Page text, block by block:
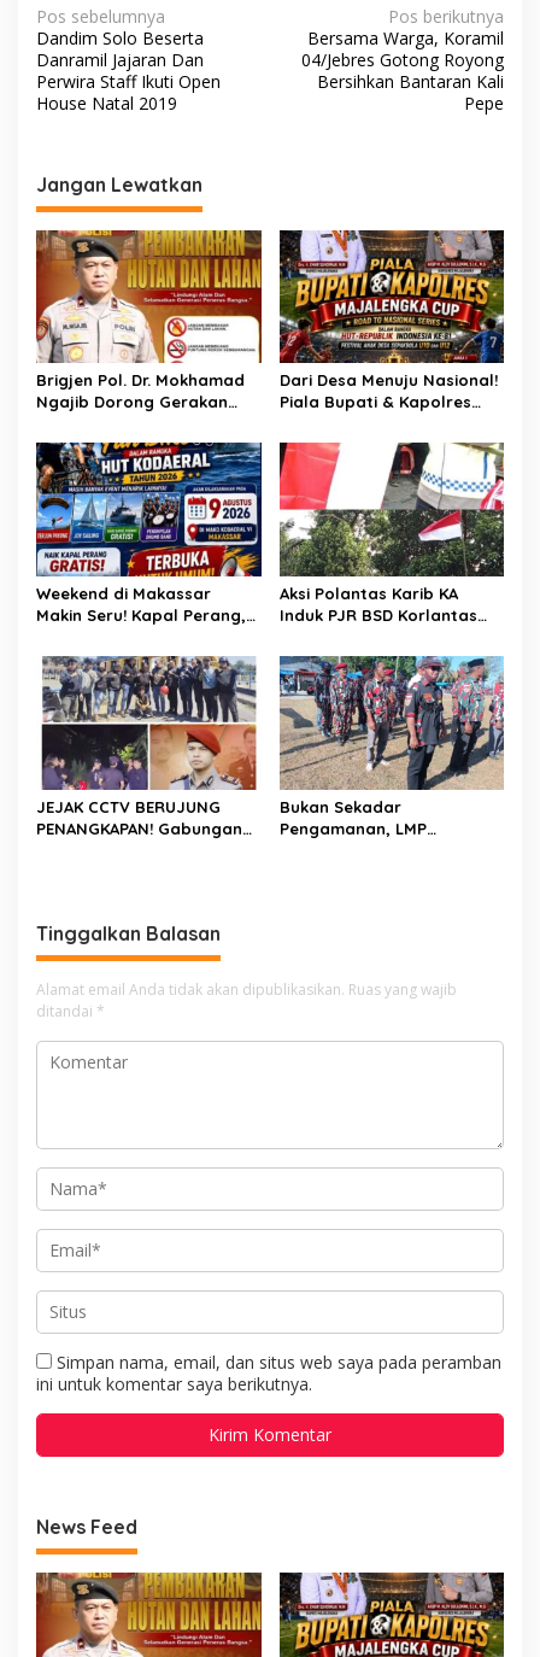
N
a
v
i
a
s
i
p
o
s
Pos sebelumnya
Dandim Solo Beserta
Danramil Jajaran Dan
Perwira Staff Ikuti Open
House Natal 2019
Pos berikutnya
Bersama Warga, Koramil
04/Jebres Gotong Royong
Bersihkan Bantaran Kali
Pepe
Jangan Lewatkan
Brigjen Pol. Dr. Mokhamad
Ngajib Dorong Gerakan
Hutan, Jaga Kehidupan
Dari Desa Menuju Nasional!
Piala Bupati & Kapolres
Bibit-Bibit Juara
Weekend di Makassar
Makin Seru! Kapal Perang,
Menanti di Kodaeral VI
Aksi Polantas Karib KA
Induk PJR BSD Korlantas
Darmawati.SE.MM.MH
bersama Personilnya
Membagikan Bendera
Merah Putih Berserta
Tiangnya
JEJAK CCTV BERUJUNG
PENANGKAPAN! Gabungan
Batulappa
Bukan Sekadar
Pengamanan, LMP
Tinggalkan Balasan
Alamat email Anda tidak akan dipublikasikan. Ruas yang wajib
ditandai *
Simpan nama, email, dan situs web saya pada peramban
ini untuk komentar saya berikutnya.
News Feed